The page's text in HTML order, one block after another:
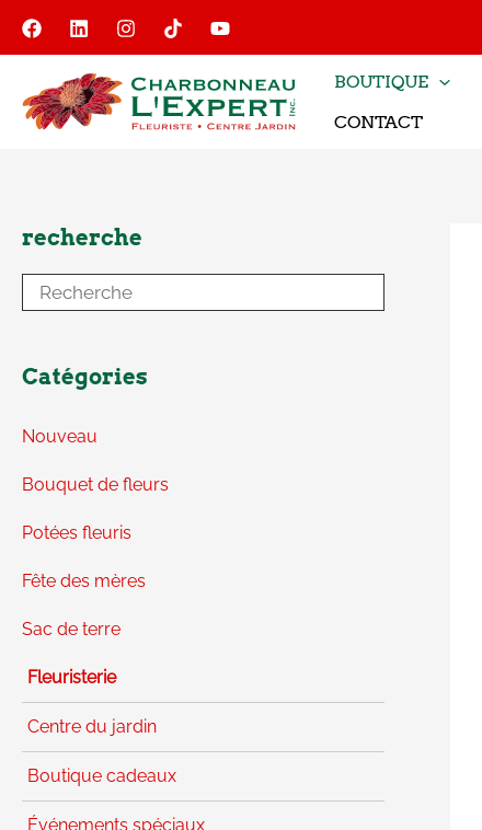
contenu
BOUTIQUE
CONTACT
recherche
Catégories
Nouveau
Bouquet de fleurs
Potées fleuris
Fête des mères
Sac de terre
Fleuristerie
Centre du jardin
Boutique cadeaux
Événements spéciaux